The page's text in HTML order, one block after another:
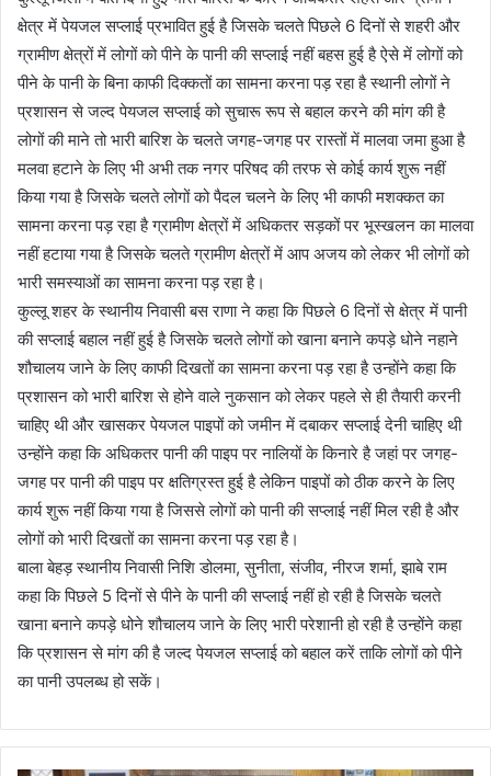
क्षेत्र में पेयजल सप्लाई प्रभावित हुई है जिसके चलते पिछले 6 दिनों से शहरी और
ग्रामीण क्षेत्रों में लोगों को पीने के पानी की सप्लाई नहीं बहस हुई है ऐसे में लोगों को
पीने के पानी के बिना काफी दिक्कतों का सामना करना पड़ रहा है स्थानी लोगों ने
प्रशासन से जल्द पेयजल सप्लाई को सुचारू रूप से बहाल करने की मांग की है
लोगों की माने तो भारी बारिश के चलते जगह-जगह पर रास्तों में मालवा जमा हुआ है
मलवा हटाने के लिए भी अभी तक नगर परिषद की तरफ से कोई कार्य शुरू नहीं
किया गया है जिसके चलते लोगों को पैदल चलने के लिए भी काफी मशक्कत का
सामना करना पड़ रहा है ग्रामीण क्षेत्रों में अधिकतर सड़कों पर भूस्खलन का मालवा
नहीं हटाया गया है जिसके चलते ग्रामीण क्षेत्रों में आप अजय को लेकर भी लोगों को
भारी समस्याओं का सामना करना पड़ रहा है।
कुल्लू शहर के स्थानीय निवासी बस राणा ने कहा कि पिछले 6 दिनों से क्षेत्र में पानी
की सप्लाई बहाल नहीं हुई है जिसके चलते लोगों को खाना बनाने कपड़े धोने नहाने
शौचालय जाने के लिए काफी दिखतों का सामना करना पड़ रहा है उन्होंने कहा कि
प्रशासन को भारी बारिश से होने वाले नुकसान को लेकर पहले से ही तैयारी करनी
चाहिए थी और खासकर पेयजल पाइपों को जमीन में दबाकर सप्लाई देनी चाहिए थी
उन्होंने कहा कि अधिकतर पानी की पाइप पर नालियों के किनारे है जहां पर जगह-
जगह पर पानी की पाइप पर क्षतिग्रस्त हुई है लेकिन पाइपों को ठीक करने के लिए
कार्य शुरू नहीं किया गया है जिससे लोगों को पानी की सप्लाई नहीं मिल रही है और
लोगों को भारी दिखतों का सामना करना पड़ रहा है।
बाला बेहड़ स्थानीय निवासी निशि डोलमा, सुनीता, संजीव, नीरज शर्मा, झाबे राम
कहा कि पिछले 5 दिनों से पीने के पानी की सप्लाई नहीं हो रही है जिसके चलते
खाना बनाने कपड़े धोने शौचालय जाने के लिए भारी परेशानी हो रही है उन्होंने कहा
कि प्रशासन से मांग की है जल्द पेयजल सप्लाई को बहाल करें ताकि लोगों को पीने
का पानी उपलब्ध हो सकें।